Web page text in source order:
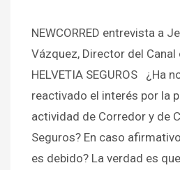
NEWCORRED entrevista a
Vázquez, Director del
HELVETIA SEGUROS ¿Ha
reactivado el interés por la
actividad de Corredor y de
Seguros? En caso
es debido? La verdad es